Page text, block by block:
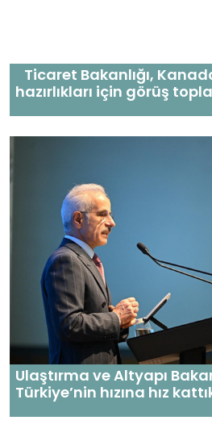
Ticaret Bakanlığı,
hazırlıkları için görüş
Ulaştırma ve Altyapı
Türkiye’nin hızına hız